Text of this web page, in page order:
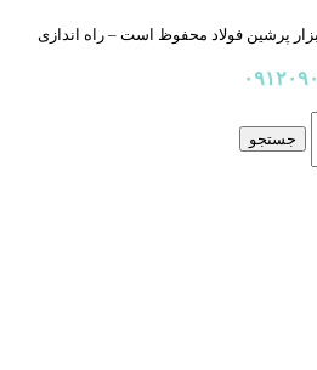
پرشین فولاد محفوظ است – راه اندازی
جستجو